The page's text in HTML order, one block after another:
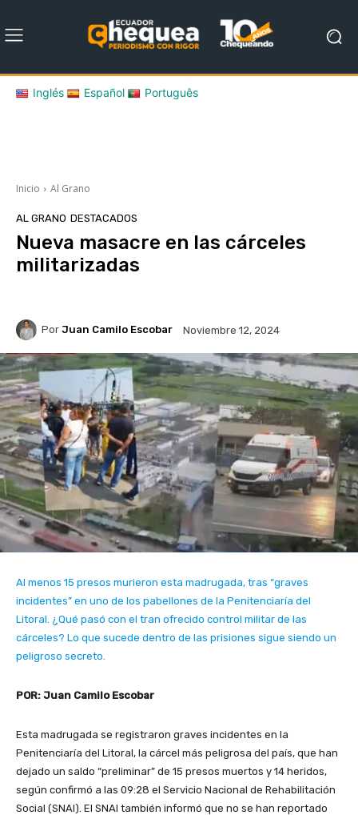
Inglés Español Português
Inicio Al Grano
AL GRANO DESTACADOS
Nueva masacre en las cárceles
militarizadas
Por Juan Camilo Escobar Noviembre 12, 2024
Al menos 15 presos murieron esta madrugada, tras “graves
incidentes” en uno de los pabellones de la Penitenciaría del
Litoral. ¿Qué pasó con el tran ofrecido control militar de las
cárceles? Lo que sucede dentro de las prisiones sigue siendo un
peligroso secreto.
POR: Juan Camilo Escobar
Esta madrugada se registraron graves incidentes en la
Penitenciaría del Litoral, la cárcel más peligrosa del país, que han
dejado un saldo “preliminar” de 15 presos muertos y 14 heridos,
según confirmó a las 09:28 el Servicio Nacional de Rehabilitación
Social (SNAI). El SNAI también informó que no se han reportado